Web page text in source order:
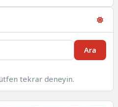
Ara
tekrar deneyin.